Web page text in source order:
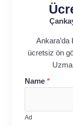
Ankara’da
ücretsiz ön
Name *
Ad